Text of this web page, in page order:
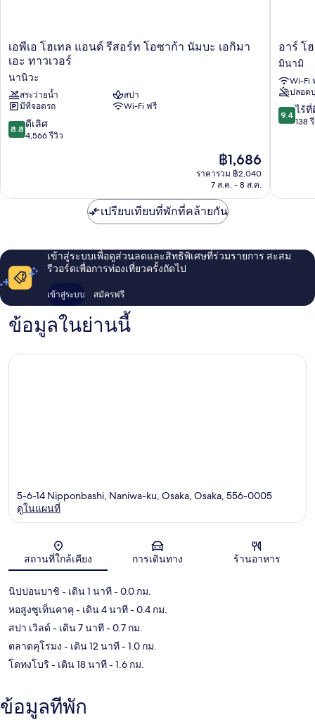
เอ
พีเอ
เทล
แอนด์
รีสอร์ท
โอ
ซาก้
เอะ
เอพีเอ โฮเทล แอนด์ รีสอร์ท โอซาก้า นัมบะ เอกิมา
เอะ ทาวเวอร์
นานิวะ
สระว่ายน้ำ
สปา
มีที่จอดรถ
Wi-Fi ฟรี
8.8
จาก
รีวิว
8.8 ดีเลิศ
4,566 รีวิว
ราคา
ปัจจุบัน
คือ
฿1,686
ราคารวม ฿2,040
7 ส.ค. - 8 ส.ค.
อาร์
โฮ
เทล
นัมบะ
ได
โก
คุโช
อาร์ โ
มินามิ
Wi-Fi
ปลอด
9.4
จาก
รีวิว
9.4 ไร้ที่
138
เปรียบเทียบที่พักที่คล้ายกัน
เข้าสู่ระบบเพื่อดูส่วนลดและสิทธิพิเศษที่ร่วมรายการ สะสม
รีวอร์ดเพื่อการท่องเที่ยวครั้งถัดไป
เข้าสู่ระบบ สมัครฟรี
ข้อมูลในย่านนี้
แผนที่
5-6-14 Nipponbashi, Naniwa-ku, Osaka, Osaka, 556-0005
ดูในแผนที่
สถานที่ใกล้เคียง การเดินทาง ร้านอาหาร
นิปปอนบาชิ - เดิน 1 นาที- 0.0 กม.
หอสูงซูเท็นคาคุ- เดิน 4 นาที- 0.4 กม.
สปา เวิลด์ - เดิน 7 นาที- 0.7 กม.
ตลาดคุโรมง - เดิน 12 นาที- 1.0 กม.
โดทงโบริ - เดิน 18 นาที- 1.6 กม.
ข้อมูลที่พัก